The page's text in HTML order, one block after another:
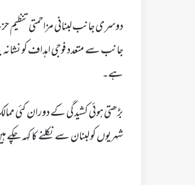
دوسری جانب لبنانی مزاحمتی
جانب سے متعدد فوجی اہداف کو نشانہ
ہے۔
بڑھتی ہوئی کشیدگی کے دوران کئی
شہریوں کو لبنان سے نکلنے کا کہہ چکے